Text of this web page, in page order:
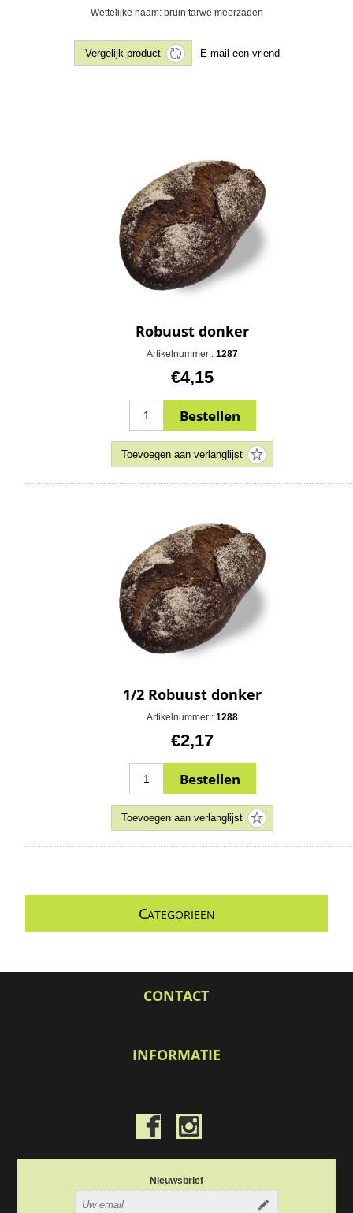
Wettelijke naam: bruin tarwe meerzaden
Robuust donker
Artikelnummer:: 1287
€4,15
1/2 Robuust donker
Artikelnummer:: 1288
€2,17
CATEGORIEEN
CONTACT
INFORMATIE
Nieuwsbrief